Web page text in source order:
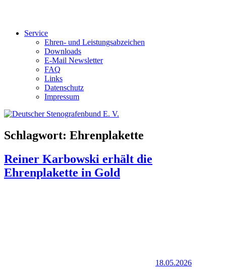
Service
Ehren- und Leistungsabzeichen
Downloads
E-Mail Newsletter
FAQ
Links
Datenschutz
Impressum
Schlagwort: Ehrenplakette
Reiner Karbowski erhält die
Ehrenplakette in Gold
18.05.2026